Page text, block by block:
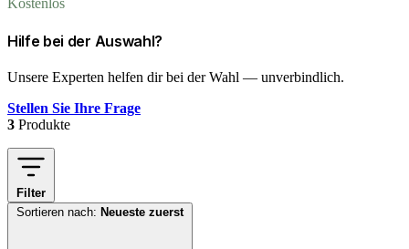
Kostenlos
Hilfe bei der Auswahl?
Unsere Experten helfen dir bei der Wahl — unverbindlich.
Stellen Sie Ihre Frage
3 Produkte
Filter
Sortieren nach: Neueste zuerst